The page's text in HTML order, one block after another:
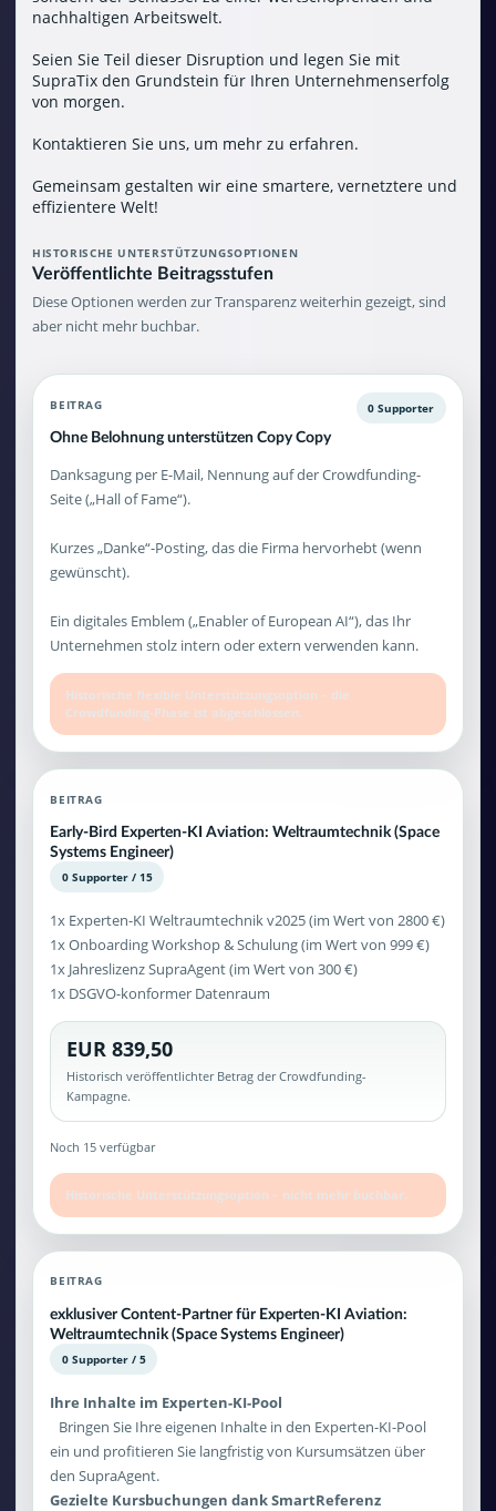
nachhaltigen Arbeitswelt.
Seien Sie Teil dieser Disruption und legen Sie mit
SupraTix den Grundstein für Ihren Unternehmenserfolg
von morgen.
Kontaktieren Sie uns, um mehr zu erfahren.
Gemeinsam gestalten wir eine smartere, vernetztere und
effizientere Welt!
HISTORISCHE UNTERSTÜTZUNGSOPTIONEN
Veröffentlichte Beitragsstufen
Diese Optionen werden zur Transparenz weiterhin gezeigt, sind
aber nicht mehr buchbar.
BEITRAG
Ohne Belohnung unterstützen Copy Copy
0 Supporter
Danksagung per E-Mail, Nennung auf der Crowdfunding-
Seite („Hall of Fame“).
Kurzes „Danke“-Posting, das die Firma hervorhebt (wenn
gewünscht).
Ein digitales Emblem („Enabler of European AI“), das Ihr
Unternehmen stolz intern oder extern verwenden kann.
Historische flexible Unterstützungsoption – die
Crowdfunding-Phase ist abgeschlossen.
BEITRAG
Early-Bird Experten-KI Aviation: Weltraumtechnik (Space
Systems Engineer)
0 Supporter / 15
1x Experten-KI Weltraumtechnik v2025 (im Wert von 2800 €)
1x Onboarding Workshop & Schulung (im Wert von 999 €)
1x Jahreslizenz SupraAgent (im Wert von 300 €)
1x DSGVO-konformer Datenraum
EUR 839,50
Historisch veröffentlichter Betrag der Crowdfunding-
Kampagne.
Noch 15 verfügbar
Historische Unterstützungsoption – nicht mehr buchbar.
BEITRAG
exklusiver Content-Partner für Experten-KI Aviation:
Weltraumtechnik (Space Systems Engineer)
0 Supporter / 5
Ihre Inhalte im Experten-KI-Pool
Bringen Sie Ihre eigenen Inhalte in den Experten-KI-Pool
ein und profitieren Sie langfristig von Kursumsätzen über
den SupraAgent.
Gezielte Kursbuchungen dank SmartReferenz